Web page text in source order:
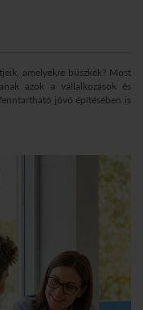
amelyekre büszkék? Most
azok a vállalkozások és
jövő építésében is